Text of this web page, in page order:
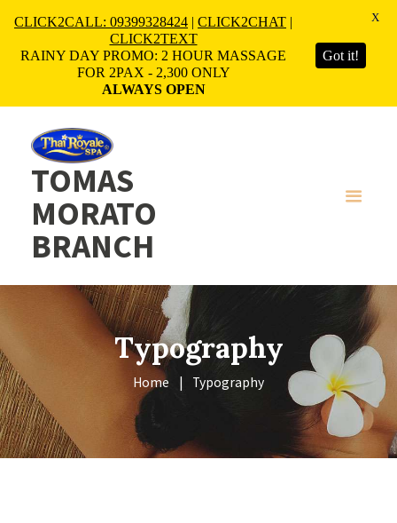
TOMAS
MORATO
BRANCH
Typography
Home Typography
CLICK2CALL: 09399328424 | CLICK2CHAT |
CLICK2TEXT
RAINY DAY PROMO: 2 HOUR MASSAGE
FOR 2PAX - 2,300 ONLY
ALWAYS OPEN
Got it!
X